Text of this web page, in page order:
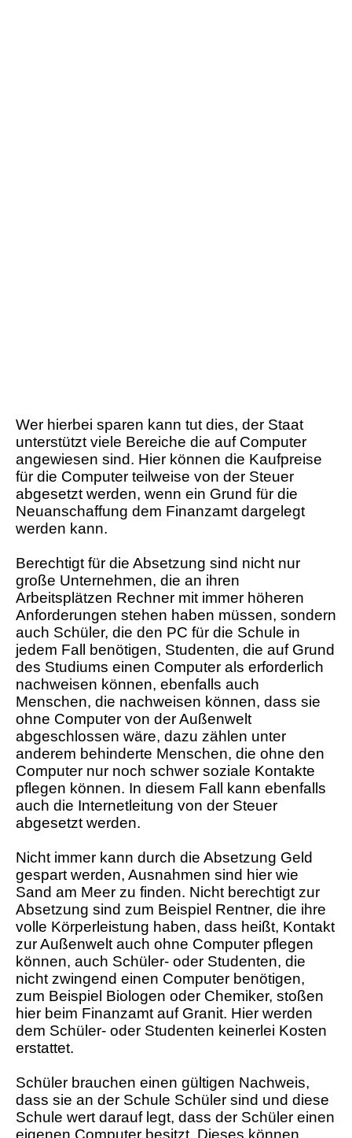
Wer hierbei sparen kann tut dies, der Staat
unterstützt viele Bereiche die auf Computer
angewiesen sind. Hier können die Kaufpreise
für die Computer teilweise von der Steuer
abgesetzt werden, wenn ein Grund für die
Neuanschaffung dem Finanzamt dargelegt
werden kann.
Berechtigt für die Absetzung sind nicht nur
große Unternehmen, die an ihren
Arbeitsplätzen Rechner mit immer höheren
Anforderungen stehen haben müssen, sondern
auch Schüler, die den PC für die Schule in
jedem Fall benötigen, Studenten, die auf Grund
des Studiums einen Computer als erforderlich
nachweisen können, ebenfalls auch
Menschen, die nachweisen können, dass sie
ohne Computer von der Außenwelt
abgeschlossen wäre, dazu zählen unter
anderem behinderte Menschen, die ohne den
Computer nur noch schwer soziale Kontakte
pflegen können. In diesem Fall kann ebenfalls
auch die Internetleitung von der Steuer
abgesetzt werden.
Nicht immer kann durch die Absetzung Geld
gespart werden, Ausnahmen sind hier wie
Sand am Meer zu finden. Nicht berechtigt zur
Absetzung sind zum Beispiel Rentner, die ihre
volle Körperleistung haben, dass heißt, Kontakt
zur Außenwelt auch ohne Computer pflegen
können, auch Schüler- oder Studenten, die
nicht zwingend einen Computer benötigen,
zum Beispiel Biologen oder Chemiker, stoßen
hier beim Finanzamt auf Granit. Hier werden
dem Schüler- oder Studenten keinerlei Kosten
erstattet.
Schüler brauchen einen gültigen Nachweis,
dass sie an der Schule Schüler sind und diese
Schule wert darauf legt, dass der Schüler einen